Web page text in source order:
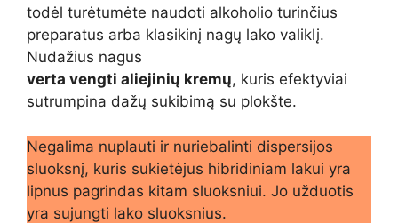
todėl turėtumėte naudoti alkoholio turinčius
preparatus arba klasikinį nagų lako valiklį.
Nudažius nagus
verta vengti aliejinių kremų, kuris efektyviai
sutrumpina dažų sukibimą su plokšte.
Negalima nuplauti ir nuriebalinti dispersijos
sluoksnį, kuris sukietėjus hibridiniam lakui yra
lipnus pagrindas kitam sluoksniui. Jo užduotis
yra sujungti lako sluoksnius.